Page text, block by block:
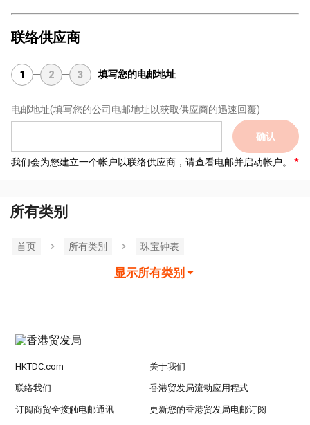
联络供应商
1 2 3 填写您的电邮地址
电邮地址(填写您的公司电邮地址以获取供应商的迅速回覆)
确认
我们会为您建立一个帐户以联络供应商，请查看电邮并启动帐户。
所有类别
首页 所有类別 珠宝钟表
显示所有类别
HKTDC.com 关于我们
联络我们 香港贸发局流动应用程式
订阅商贸全接触电邮通讯 更新您的香港贸发局电邮订阅